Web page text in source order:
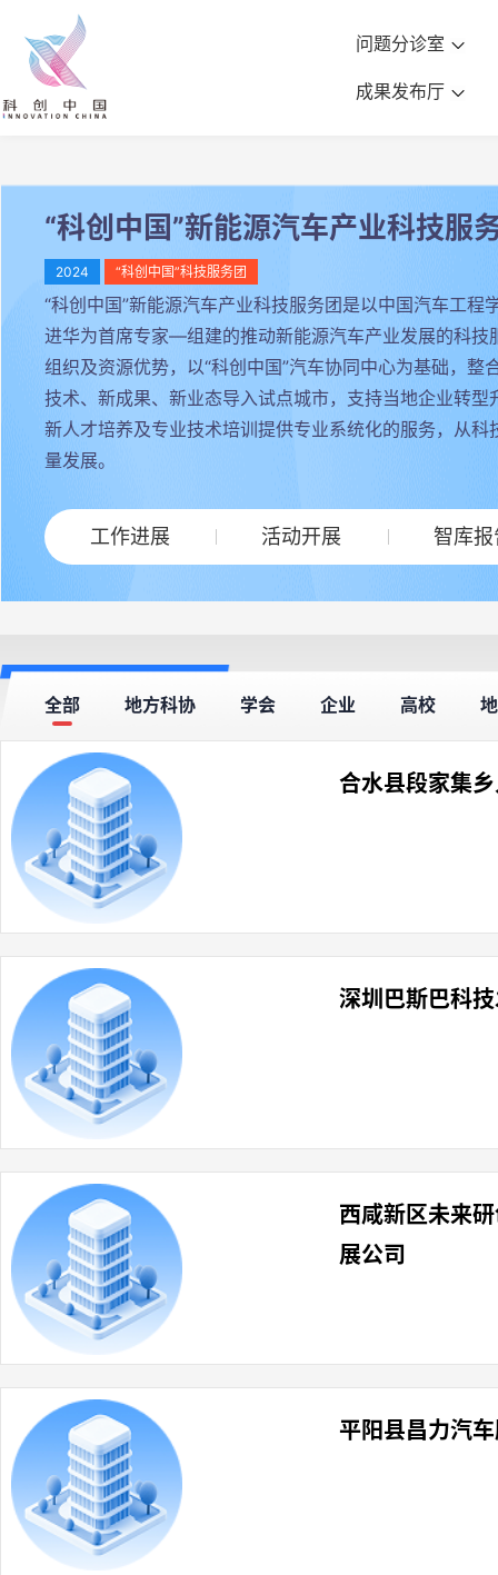
问题分诊室
成果发布厅
“科创中国”新能源汽车产业科技服
2024 “科创中国”科技服务团
“科创中国”新能源汽车产业科技服务团是以中国汽车工
进华为首席专家—组建的推动新能源汽车产业发展的科技
组织及资源优势，以“科创中国”汽车协同中心为基础，
技术、新成果、新业态导入试点城市，支持当地企业转
新人才培养及专业技术培训提供专业系统化的服务，从
量发展。
工作进展 活动开展 智库报
全部 地方科协 学会 企业 高校
合水县段家集
深圳巴斯巴科
西咸新区未来
展公司
平阳县昌力汽